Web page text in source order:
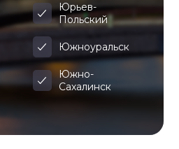
Юрьев-
Польский
Южноуральск
Южно-
Сахалинск